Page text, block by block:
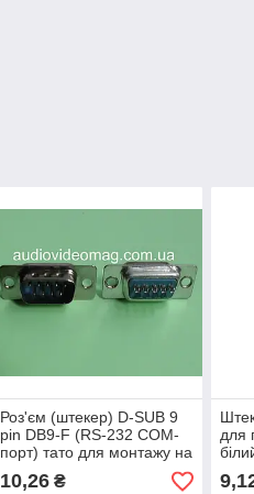
Роз'єм (штекер) D-SUB 9
pin DB9-F (RS-232 COM-
порт) тато для монтажу на
кабель під пайку
10,26₴
для